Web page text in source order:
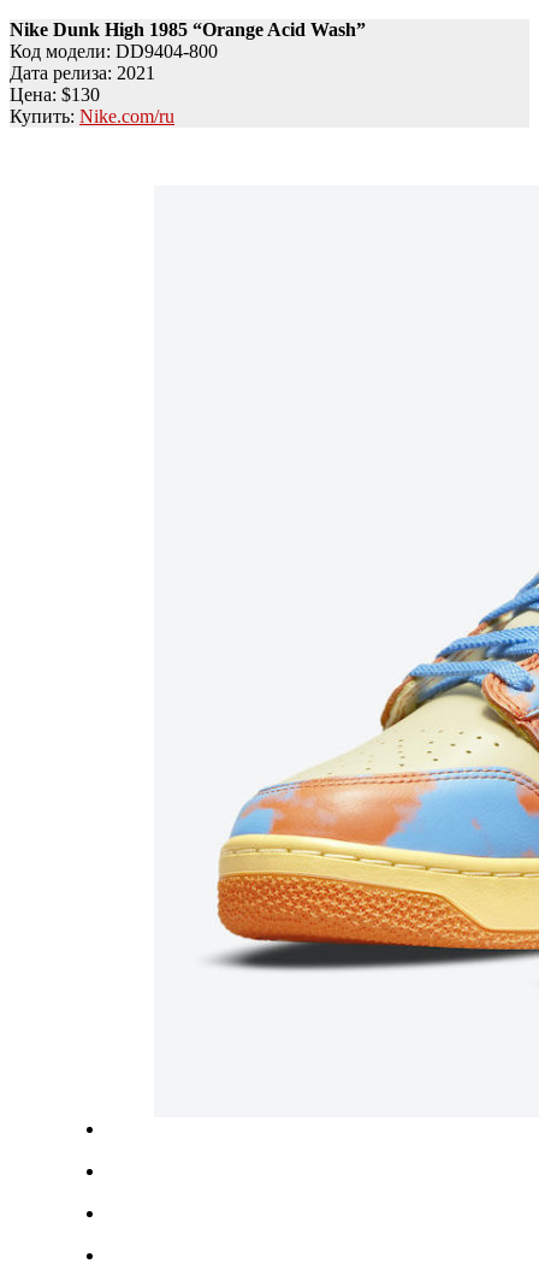
Nike Dunk High 1985 “Orange Acid Wash”
Код модели: DD9404-800
Дата релиза: 2021
Цена: $130
Купить: Nike.com/ru